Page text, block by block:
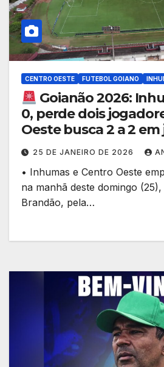
CENTRO OESTE FUTEBOL GOIANO
Goianão 2026:
0, perde dois
Oeste busca 2 a 2
25 DE JANEIRO DE 2026
• Inhumas e Centro Oeste
na manhã deste domingo
Brandão, pela…